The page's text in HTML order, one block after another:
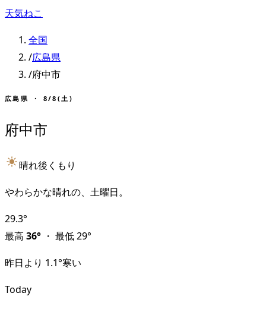
天気ねこ
全国
/広島県
/府中市
広島県 ・ 8/8(土)
府中市
晴れ後くもり
やわらかな晴れの、土曜日。
29.3°
最高 36° ・ 最低29°
昨日より 1.1°寒い
Today